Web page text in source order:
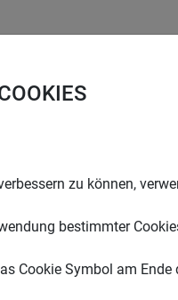
zu können,
bestimmter
Cookie Symbol am Ende